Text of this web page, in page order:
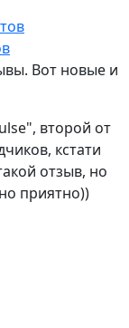
Вот новые и
второй от
кстати
отзыв, но
приятно))